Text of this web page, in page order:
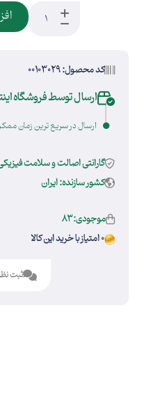
کد محصول: 00103029
ارسال توسط فروشگاه
ارسال در سریع ترین زمان
گارانتی اصالت و سلامت
کشور سازنده: ایران
موجودی:83
0 امتیاز با خرید این کالا
ثبت